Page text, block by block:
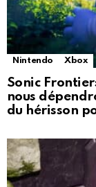
Nintendo Xbox
Sonic
nous
du hérisson